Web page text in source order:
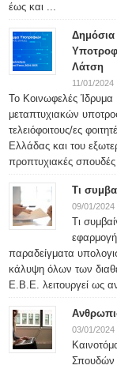
έως και ...
Λάτση
11/01/2024
Το Κοινωφελές
μεταπτυχιακών
τελειόφοιτους/ες
Ελλάδας και του
προπτυχιακές
Τι
09/01/2024
Τι
παραδείγματα
κάλυψη όλων των
Ε.Β.Ε. λειτουργεί ως
03/01/2024
Σπουδών